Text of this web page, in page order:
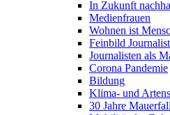
In Zukunft
Medienfrauen
Wohnen ist
Feinbild Journalist
Journalisten als
Corona Pandemie
Bildung
Klima- und
30 Jahre Mauerfall